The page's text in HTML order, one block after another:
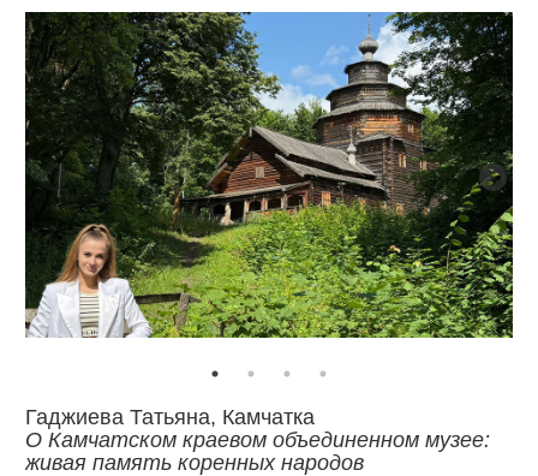
Гаджиева Татьяна, Камчатка
О Камчатском краевом объединенном музее:
живая память коренных народов